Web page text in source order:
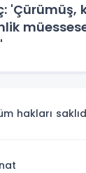
'Çürümüş,
hakları